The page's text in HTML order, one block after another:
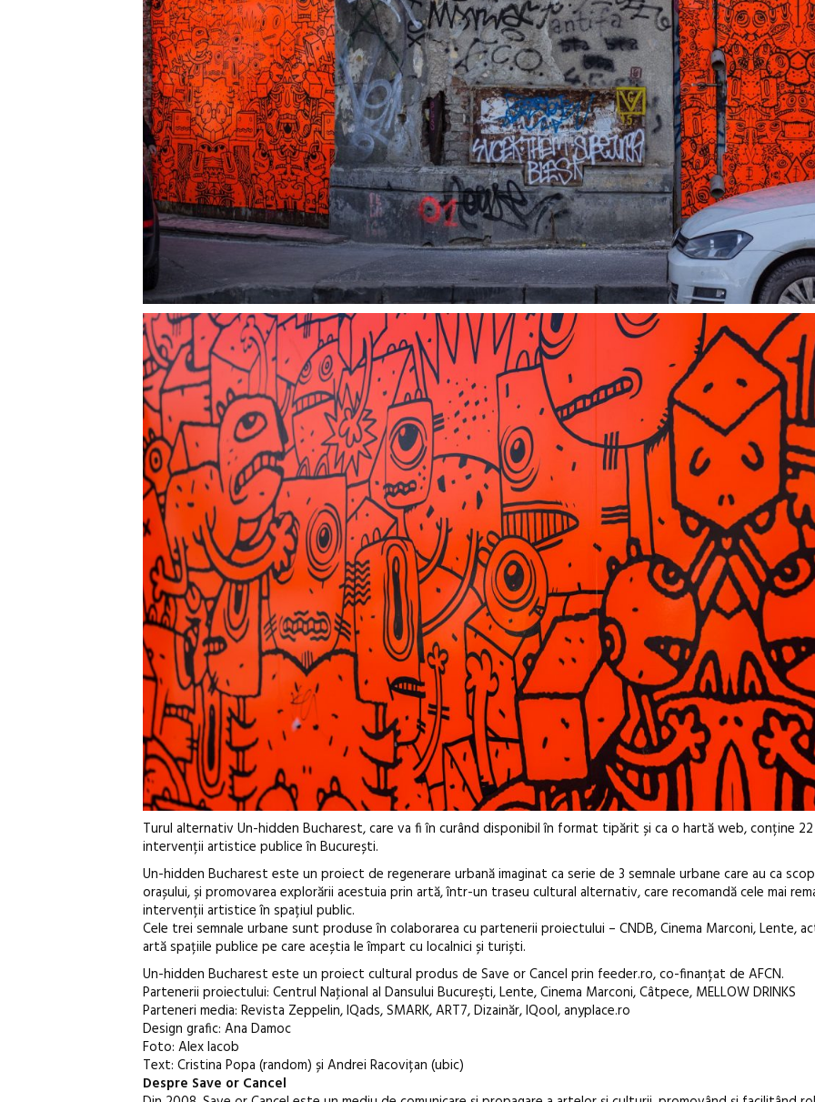
Turul alternativ Un-hidden Bucharest, care va fi în curând disponibil în format tipărit și ca o hartă web, conține
intervenții artistice publice în București.
Un-hidden Bucharest este un proiect de regenerare urbană imaginat ca serie de 3 semnale urbane care au ca
orașului, și promovarea explorării acestuia prin artă, într-un traseu cultural alternativ, care recomandă cele mai
intervenții artistice în spațiul public.
Cele trei semnale urbane sunt produse în colaborarea cu partenerii proiectului – CNDB, Cinema Marconi, Lente,
artă spațiile publice pe care aceștia le împart cu localnici și turiști.
Un-hidden Bucharest este un proiect cultural produs de Save or Cancel prin feeder.ro, co-finanțat de AFCN.
Partenerii proiectului: Centrul Naţional al Dansului Bucureşti, Lente, Cinema Marconi, Câtpece, MELLOW DRINKS
Parteneri media: Revista Zeppelin, IQads, SMARK, ART7, Dizainăr, IQool, anyplace.ro
Design grafic: Ana Damoc
Foto: Alex Iacob
Text: Cristina Popa (random) și Andrei Racovițan (ubic)
Despre Save or Cancel